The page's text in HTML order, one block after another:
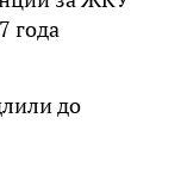
года
до